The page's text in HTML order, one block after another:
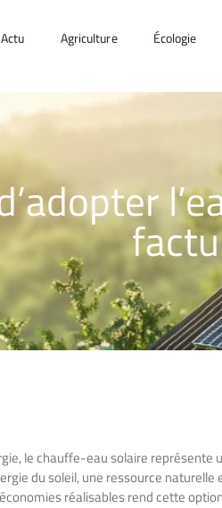
Actu Agriculture Écologie
le chauffe-eau solaire
du soleil, une ressource
réalisables rend cette